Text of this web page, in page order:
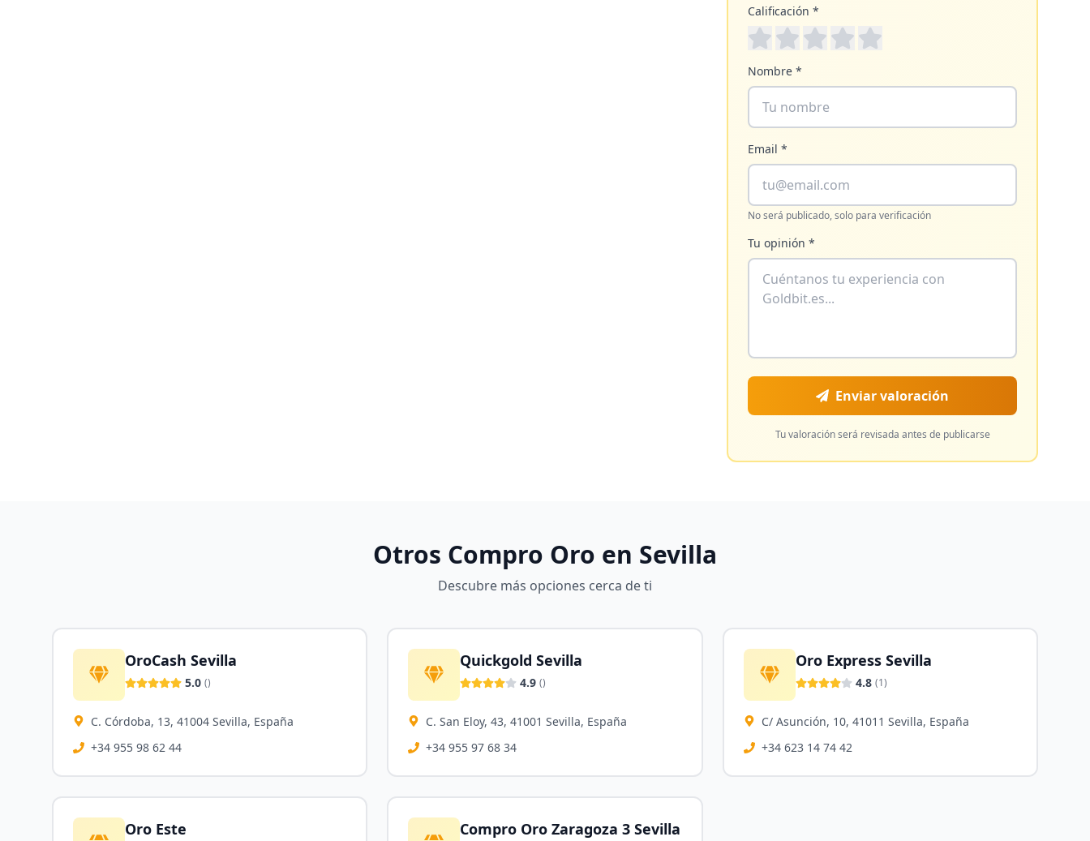
Calificación *
Nombre *
Email *
No será publicado, solo para verificación
Tu opinión *
Enviar valoración
Tu valoración será revisada antes de publicarse
Otros Compro Oro en Sevilla
Descubre más opciones cerca de ti
OroCash Sevilla
5.0 ()
C. Córdoba, 13, 41004 Sevilla, España
+34 955 98 62 44
Quickgold Sevilla
4.9 ()
C. San Eloy, 43, 41001 Sevilla, España
+34 955 97 68 34
Oro Express Sevilla
4.8 (1)
C/ Asunción, 10, 41011 Sevilla, España
+34 623 14 74 42
Oro Este Compro Oro Zaragoza 3 Sevilla